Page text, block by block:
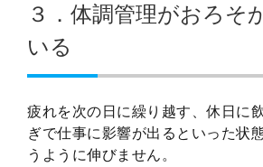
３．体調管理がおろそ
いる
疲れを次の日に繰り越す、休日に
ぎで仕事に影響が出るといった状
うように伸びません。